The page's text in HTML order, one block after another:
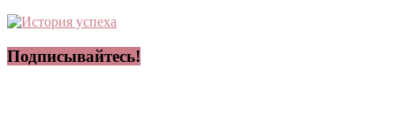
Подписывайтесь!